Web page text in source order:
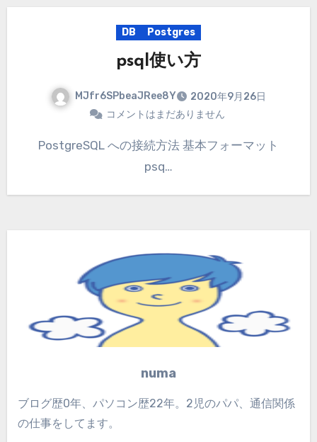
DB Postgres
psql使い方
MJfr6SPbeaJRee8Y
2020年9月26日
コメントはまだありません
PostgreSQL への接続方法 基本フォーマット
psq…
numa
ブログ歴0年、パソコン歴22年。2児のパパ、通信関係
の仕事をしてます。